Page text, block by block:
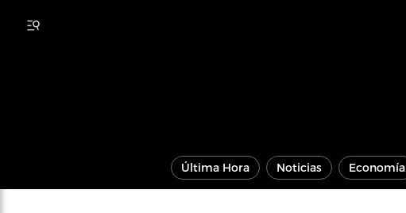
Última Hora Noticias Economía